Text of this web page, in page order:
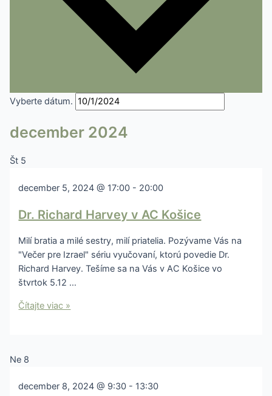
Vyberte dátum.
december 2024
Št 5
december 5, 2024 @ 17:00 - 20:00
Dr. Richard Harvey v AC Košice
Milí bratia a milé sestry, milí priatelia. Pozývame Vás na
"Večer pre Izrael" sériu vyučovaní, ktorú povedie Dr.
Richard Harvey. Tešíme sa na Vás v AC Košice vo
štvrtok 5.12 …
Čítajte viac »
Ne 8
december 8, 2024 @ 9:30 - 13:30